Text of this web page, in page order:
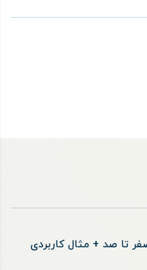
تا صد + مثال کاربردی